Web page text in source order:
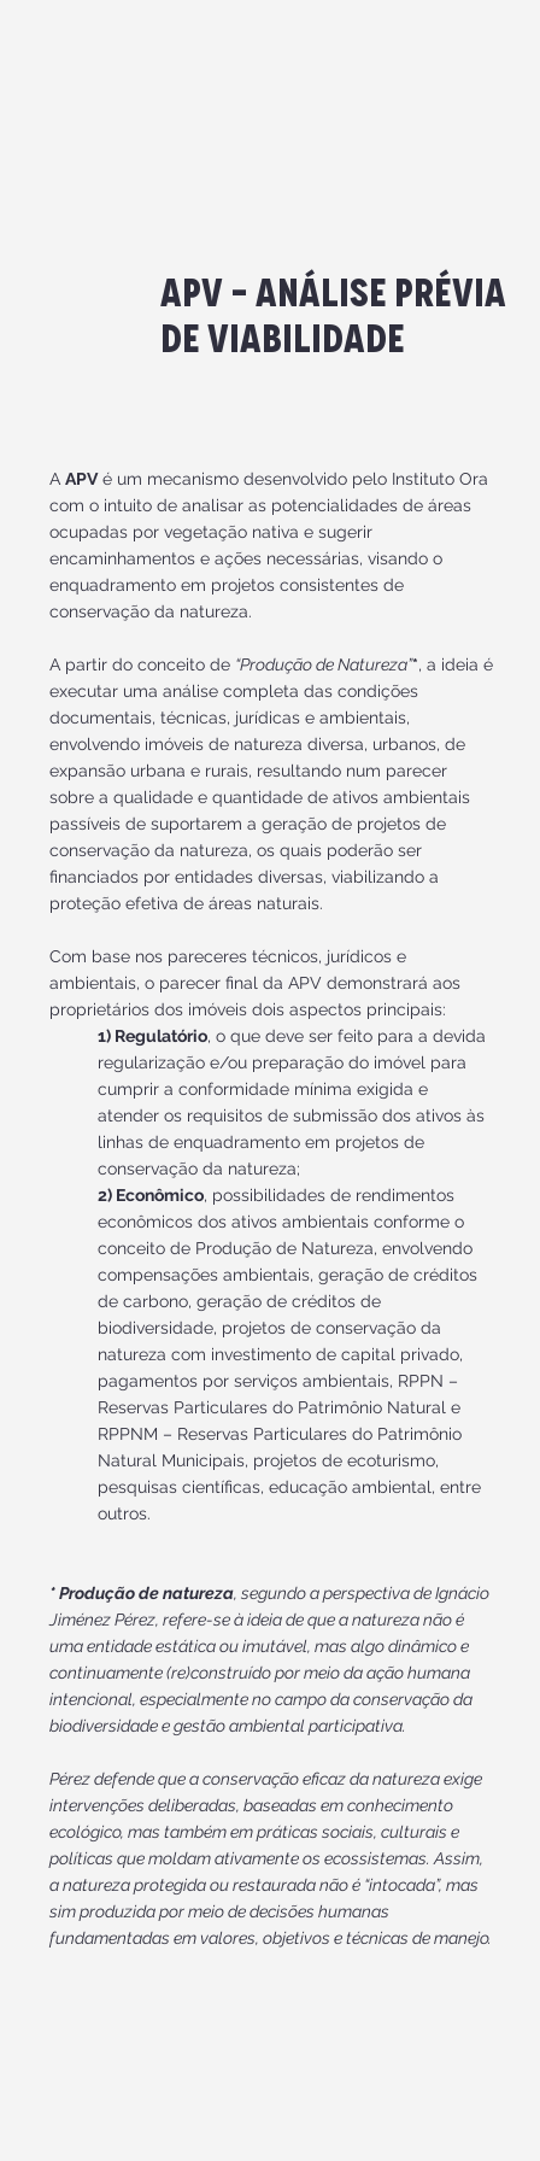
APV - Análise Prévia
de Viabilidade
A APVé um mecanismo desenvolvido pelo Instituto Ora
com o intuito de analisar as potencialidades de áreas
ocupadas por vegetação nativa e sugerir
encaminhamentos e ações necessárias, visando o
enquadramento em projetos consistentes de
conservação da natureza.
A partir do conceito de “Produção de Natureza”*­, a ideia é
executar uma análise completa das condições
documentais, técnicas, jurídicas e ambientais,
envolvendo imóveis de natureza diversa, urbanos, de
expansão urbana e rurais, resultando num parecer
sobre a qualidade e quantidade de ativos ambientais
passíveis de suportarem a geração de projetos de
conservação da natureza, os quais poderão ser
financiados por entidades diversas, viabilizando a
proteção efetiva de áreas naturais.
Com base nos pareceres técnicos, jurídicos e
ambientais, o parecer final da APV demonstrará aos
proprietários dos imóveis dois aspectos principais:
1) Regulatório, o que deve ser feito para a devida
regularização e/ou preparação do imóvel para
cumprir a conformidade mínima exigida e
atender os requisitos de submissão dos ativos às
linhas de enquadramento em projetos de
conservação da natureza;
2) Econômico, possibilidades de rendimentos
econômicos dos ativos ambientais conforme o
conceito de Produção de Natureza, envolvendo
compensações ambientais, geração de créditos
de carbono, geração de créditos de
biodiversidade, projetos de conservação da
natureza com investimento de capital privado,
pagamentos por serviços ambientais, RPPN –
Reservas Particulares do Patrimônio Natural e
RPPNM – Reservas Particulares do Patrimônio
Natural Municipais, projetos de ecoturismo,
pesquisas científicas, educação ambiental, entre
outros.
* Produção de natureza, segundo a perspectiva de Ignácio
Jiménez Pérez, refere-se à ideia de que a natureza não é
uma entidade estática ou imutável, mas algo dinâmico e
continuamente (re)construído por meio da ação humana
intencional, especialmente no campo da conservação da
biodiversidade e gestão ambiental participativa.
Pérez defende que a conservação eficaz da natureza exige
intervenções deliberadas, baseadas em conhecimento
ecológico, mas também em práticas sociais, culturais e
políticas que moldam ativamente os ecossistemas. Assim,
a natureza protegida ou restaurada não é “intocada”, mas
sim produzida por meio de decisões humanas
fundamentadas em valores, objetivos e técnicas de manejo.